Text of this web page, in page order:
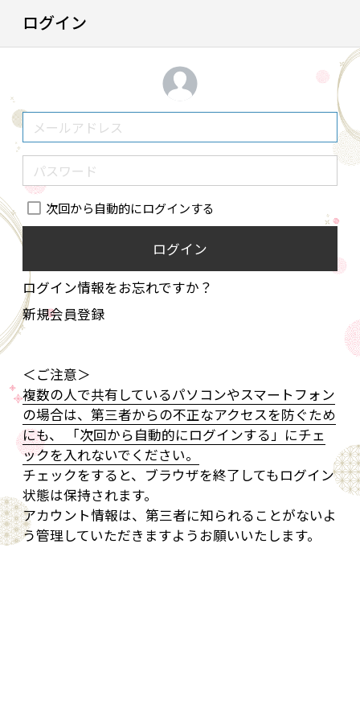
ログイン
次回から自動的にログインする
ログイン
ログイン情報をお忘れですか？
新規会員登録
＜ご注意＞
複数の人で共有しているパソコンやスマートフォン
の場合は、第三者からの不正なアクセスを防ぐため
にも、 「次回から自動的にログインする」にチェ
ックを入れないでください。
チェックをすると、ブラウザを終了してもログイン
状態は保持されます。
アカウント情報は、第三者に知られることがないよ
う管理していただきますようお願いいたします。